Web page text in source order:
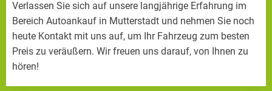
Verlassen Sie sich auf unsere langjährige Erfahrung im
Bereich Autoankauf in Mutterstadt und nehmen Sie noch
heute Kontakt mit uns auf, um Ihr Fahrzeug zum besten
Preis zu veräußern. Wir freuen uns darauf, von Ihnen zu
hören!